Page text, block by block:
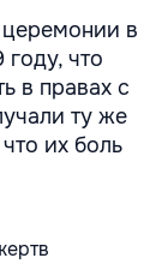
в
что
в правах с
ту же
их боль